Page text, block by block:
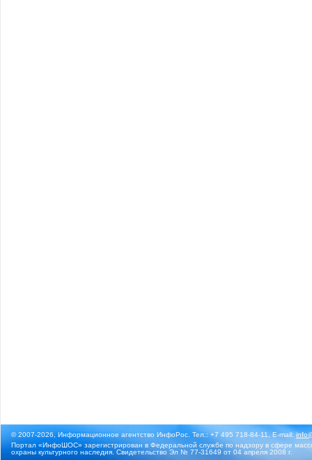
© 2007-2026, Информационное агентство ИнфоРос. Тел.: +7 495 718-84-11, E-mail:
Портал «ИнфоШОС» зарегистрирован в Федеральной службе по надзору в сфере
охраны культурного наследия. Свидетельство Эл № 77-31649 от 04 апреля 2008 г.